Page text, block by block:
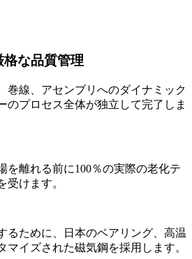
な品質管理
巻線、アセンブリへのダイナミック
のプロセス全体が独立して完了しま
を離れる前に100％の実際の老化テ
受けます。
るために、日本のベアリング、高温
マイズされた磁気鋼を採用します。